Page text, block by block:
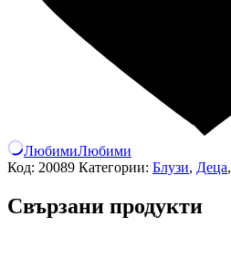
ЛюбимиЛюбими
Код: 20089 Категории: Блузи, Деца,
Свързани продукти